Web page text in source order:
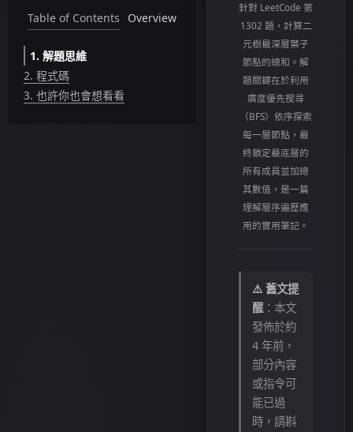
Table of Contents Overview
1. 解題思維
2. 程式碼
3. 也許你也會想看看
針對 LeetCode 第
1302 題，計算二
元樹最深層葉子
節點的總和。解
題關鍵在於利用
廣度優先搜尋
（BFS）依序探索
每一層節點，最
終鎖定最底層的
所有成員並加總
其數值，是一篇
理解層序遍歷應
用的實用筆記。
⚠️ 舊文提
醒：本文
發佈於約
4 年前，
部分內容
或指令可
能已過
時，請斟